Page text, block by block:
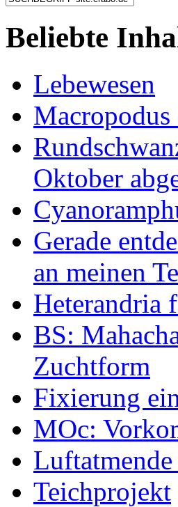
Beliebte
Lebewesen
Oktober
Gerade
an meinen
Heterandria
BS:
Zuchtform
Fixierung
MOc:
Luftatmende
Teichprojekt